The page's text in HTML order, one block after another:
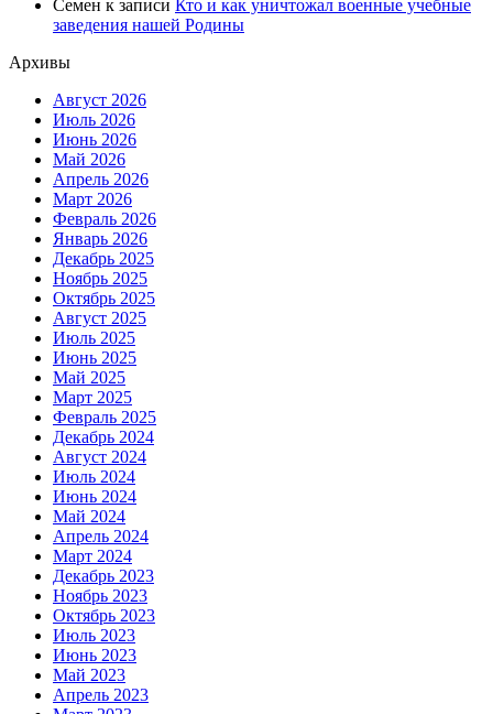
Семен к записи Кто и как уничтожал военные учебные
заведения нашей Родины
Архивы
Август 2026
Июль 2026
Июнь 2026
Май 2026
Апрель 2026
Март 2026
Февраль 2026
Январь 2026
Декабрь 2025
Ноябрь 2025
Октябрь 2025
Август 2025
Июль 2025
Июнь 2025
Май 2025
Март 2025
Февраль 2025
Декабрь 2024
Август 2024
Июль 2024
Июнь 2024
Май 2024
Апрель 2024
Март 2024
Декабрь 2023
Ноябрь 2023
Октябрь 2023
Июль 2023
Июнь 2023
Май 2023
Апрель 2023